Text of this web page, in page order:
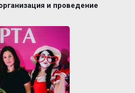
и проведение